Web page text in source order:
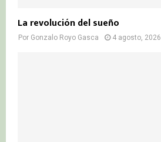
La revolución del sueño
Por Gonzalo Royo Gasca 4 agosto, 2026